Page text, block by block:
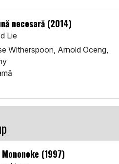
necesară (2014)
Lie
Witherspoon, Arnold Oceng,
(1997)